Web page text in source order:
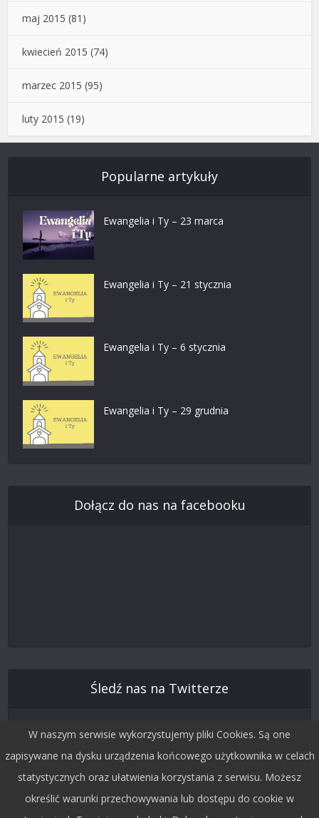
maj 2015 (81)
kwiecień 2015 (74)
marzec 2015 (95)
luty 2015 (19)
Popularne artykuły
Ewangelia i Ty – 23 marca
Ewangelia i Ty – 21 stycznia
Ewangelia i Ty – 6 stycznia
Ewangelia i Ty – 29 grudnia
Dołącz do nas na facebooku
Śledź nas na Twitterze
W naszym serwisie wykorzystujemy pliki Cookies. Są one
zapisywane na dysku urządzenia końcowego użytkownika w celach
statystycznych oraz ułatwienia korzystania z serwisu. Możesz
określić warunki przechowywania lub dostępu do cookie w